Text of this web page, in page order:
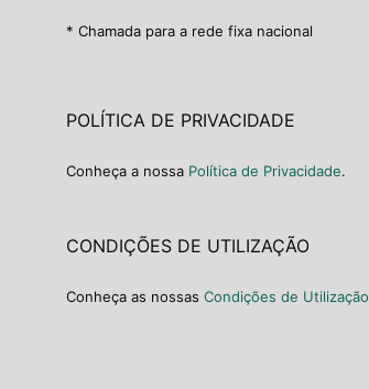
* Chamada para a rede fixa nacional
POLÍTICA DE PRIVACIDADE
Conheça a nossa Política de Privacidade.
CONDIÇÕES DE UTILIZAÇÃO
Conheça as nossas Condições de Utilização